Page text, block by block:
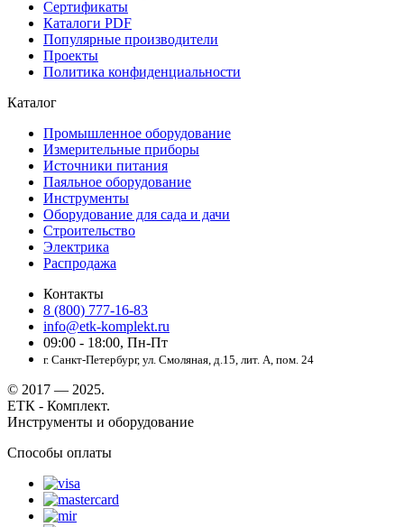
Сертификаты
Каталоги PDF
Популярные производители
Проекты
Политика конфиденциальности
Каталог
Промышленное оборудование
Измерительные приборы
Источники питания
Паяльное оборудование
Инструменты
Оборудование для сада и дачи
Строительство
Электрика
Распродажа
Контакты
8 (800) 777-16-83
info@etk-komplekt.ru
09:00 - 18:00, Пн-Пт
г. Санкт-Петербург, ул. Смоляная, д.15, лит. А, пом. 24
© 2017 — 2025.
ЕТК - Комплект.
Инструменты и оборудование
Способы оплаты